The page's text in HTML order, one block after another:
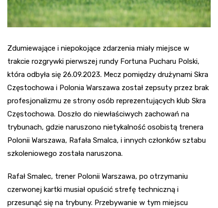
Zdumiewające i niepokojące zdarzenia miały miejsce w
trakcie rozgrywki pierwszej rundy Fortuna Pucharu Polski,
która odbyła się 26.09.2023. Mecz pomiędzy drużynami Skra
Częstochowa i Polonia Warszawa został zepsuty przez brak
profesjonalizmu ze strony osób reprezentujących klub Skra
Częstochowa. Doszło do niewłaściwych zachowań na
trybunach, gdzie naruszono nietykalność osobistą trenera
Polonii Warszawa, Rafała Smalca, i innych członków sztabu
szkoleniowego została naruszona.
Rafał Smalec, trener Polonii Warszawa, po otrzymaniu
czerwonej kartki musiał opuścić strefę techniczną i
przesunąć się na trybuny. Przebywanie w tym miejscu